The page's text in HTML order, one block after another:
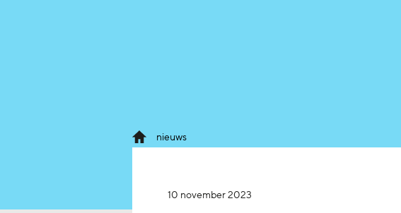
nieuws
10 november 2023